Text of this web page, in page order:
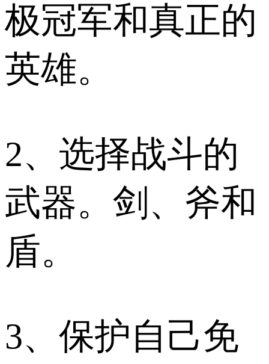
极冠军和真正的
英雄。
2、选择战斗的
武器。剑、斧和
盾。
3、保护自己免